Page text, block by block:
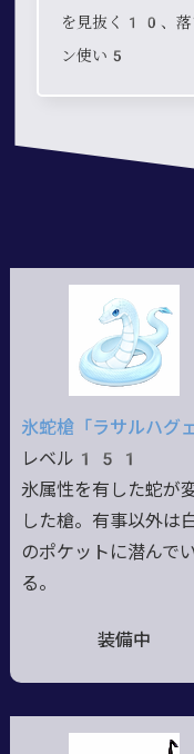
を見抜く10、落
ン使い5
氷蛇槍「ラサルハグェ
レベル151
氷属性を有した蛇が
した槍。有事以外は
のポケットに潜んで
る。
装備中